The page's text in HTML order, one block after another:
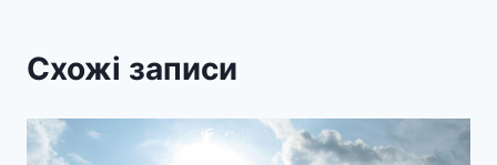
Схожі записи